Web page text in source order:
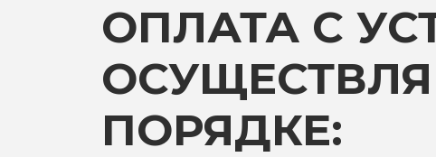
ОПЛАТА С
ПОРЯДКЕ: